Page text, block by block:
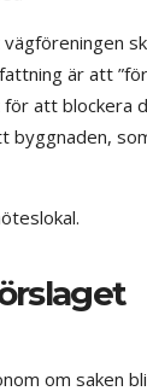
är att
att blockera
byggnaden,
om saken